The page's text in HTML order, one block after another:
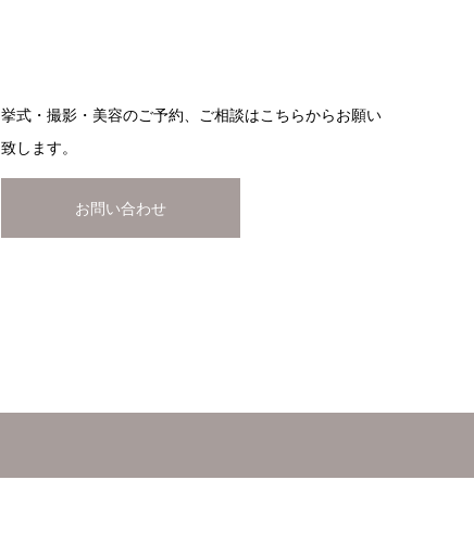
挙式・撮影・美容のご予約、ご相談はこちらからお願い
致します。
お問い合わせ